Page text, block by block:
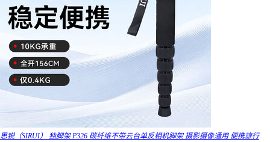
思锐（SIRUI） 独脚架 P326 碳纤维不带云台单反相机脚架 摄影摄像通用 便携旅行